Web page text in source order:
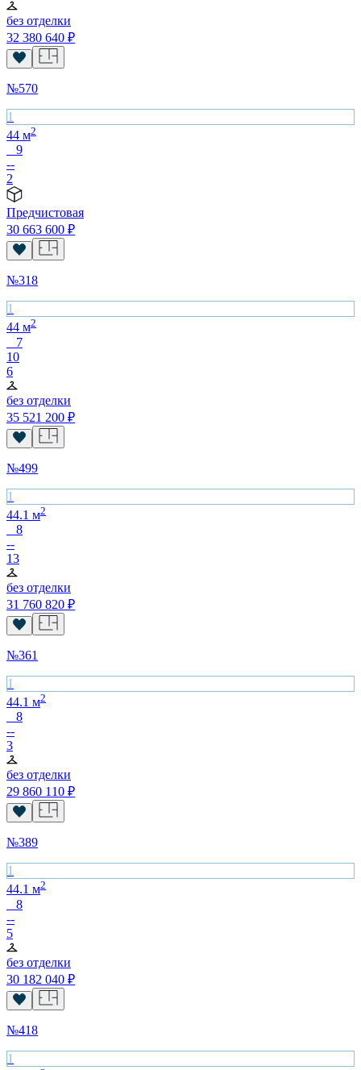
без отделки
32 380 640 ₽
№570
1
44 м2
9
--
2
Предчистовая
30 663 600 ₽
№318
1
44 м2
7
10
6
без отделки
35 521 200 ₽
№499
1
44.1 м2
8
--
13
без отделки
31 760 820 ₽
№361
1
44.1 м2
8
--
3
без отделки
29 860 110 ₽
№389
1
44.1 м2
8
--
5
без отделки
30 182 040 ₽
№418
1